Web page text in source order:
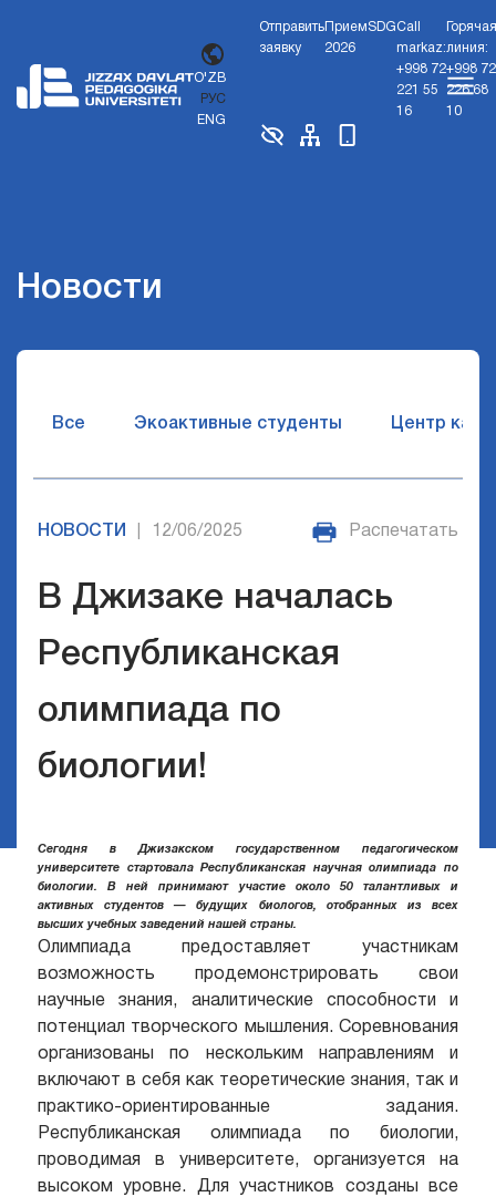
O'ZB
РУС
ENG
Отправить
заявку
Прием
2026
SDGCall
markaz:
+998 72
221 55
16
Горячая
линия:
+998 72
226 68
10
Новости
Все Экоактивные студенты Центр
НОВОСТИ 12/06/2025 Распечатать
В Джизаке началась
Республиканская
олимпиада по
биологии!
Сегодня в Джизакском государственном педагогическом
университете стартовала Республиканская научная олимпиада по
биологии. В ней принимают участие около 50 талантливых и
активных студентов — будущих биологов, отобранных из всех
высших учебных заведений нашей страны.
Олимпиада предоставляет участникам
возможность продемонстрировать свои
научные знания, аналитические способности и
потенциал творческого мышления. Соревнования
организованы по нескольким направлениям и
включают в себя как теоретические знания, так и
практико-ориентированные задания.
Республиканская олимпиада по биологии,
проводимая в университете, организуется на
высоком уровне. Для участников созданы все